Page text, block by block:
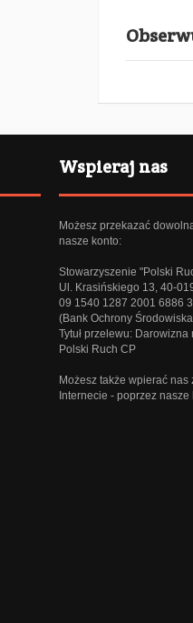
Wspieraj nas
Możesz przekazać
nasze konto:
Stowarzyszenie "Polski
Ul. Krasińskiego 13, 40-
09 1540 1287 2001 6886
(Bank Ochrony
Tytuł przelewu:
Polski Ruch CP
Możesz także wpierać
Internecie - poprzez nasze